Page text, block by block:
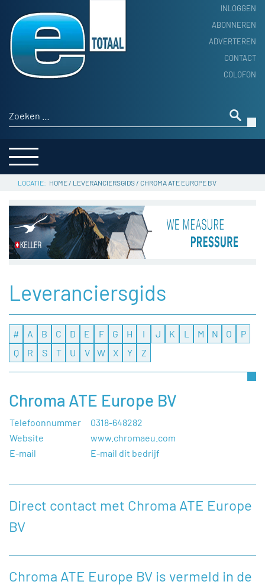
INLOGGEN
ABONNEREN
ADVERTEREN
CONTACT
COLOFON
Zoeken naar:
HOME
PRODUCTNIEUWS
ACHTERGROND
THEMA’S
SERVICE
HOME/ LEVERANCIERSGIDS/ CHROMA ATE EUROPE BV
Leveranciersgids
# A B C D E F G H I J K L M N O
P
Q
R S T U V W X Y Z
Chroma ATE Europe BV
Telefoonnummer
0318-648282
Website
www.chromaeu.com
E-mail
E-mail dit bedrijf
Direct contact met Chroma ATE Europe
BV
achterlaten aan Chroma ATE Europe BV, dan kunt u dat
doen door onderstaand contactformulier in te vullen.
Chroma ATE Europe BV is vermeld in de